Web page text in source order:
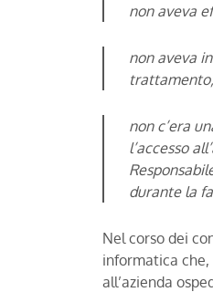
non aveva
non aveva
trattamento;
non c’era
l’accesso
durante la
Nel corso dei
informatica
all’azienda